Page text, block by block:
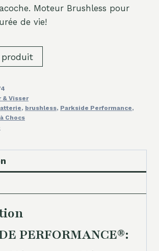
Moteur Brushless pour
de vie!
& Visser
, brushless, Parkside Performance,
Chocs
PERFORMANCE®: